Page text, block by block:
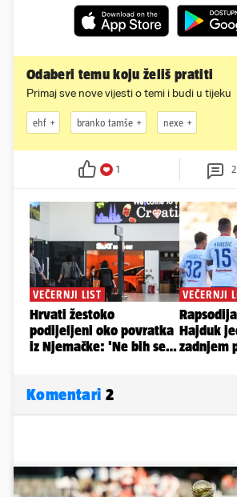
Odaberi temu koju želiš pratiti
Primaj sve nove vijesti o temi i budi u tijeku
ehf branko tamše nexe
1 2
Komentari 2